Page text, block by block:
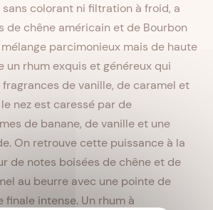
sans colorant ni filtration à froid, a
de chêne américain et de Bourbon
parcimonieux mais de haute
un rhum exquis et généreux qui
de vanille, de caramel et
nez est caressé par de
de banane, de vanille et une
On retrouve cette puissance à la
de notes boisées de chêne et de
au beurre avec une pointe de
finale intense. Un rhum à